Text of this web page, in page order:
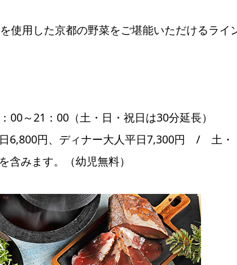
を使用した京都の野菜をご堪能いただけるライ
～21：00（土・日・祝日は30分延長）
円、ディナー大人平日7,300円 / 土・
みます。（幼児無料）